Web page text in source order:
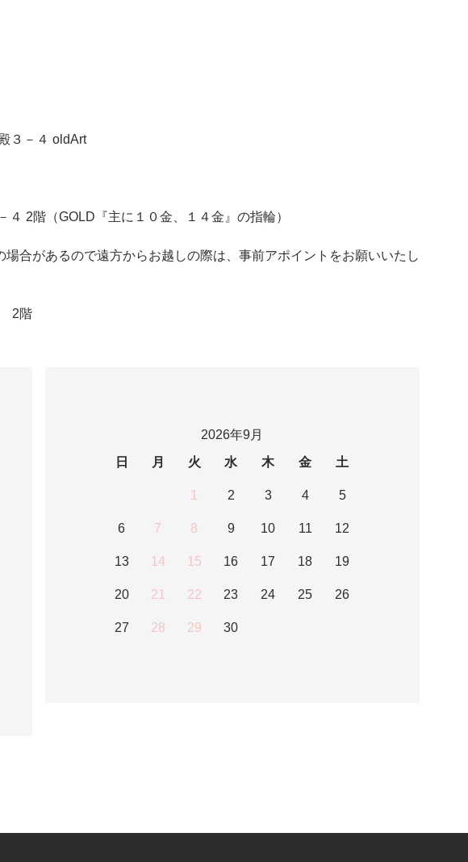
３－４ oldArt
2階（GOLD『主に１０金、１４金』の指輪）
があるので遠方からお越しの際は、事前アポイントをお願いいたし
2階
2026年9月
日
月 火 水 木 金 土
1 2 3 4 5
6 7 8 9 10 11 12
13 14 15 16 17 18 19
20 21 22 23 24 25 26
27 28 29 30